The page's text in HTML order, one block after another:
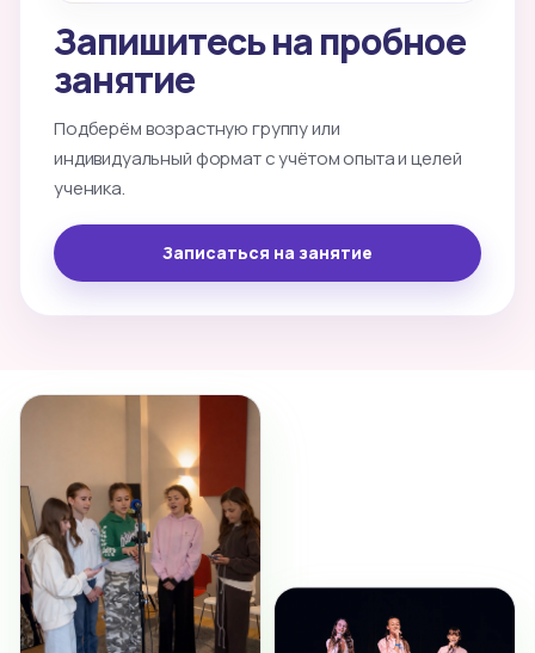
Запишитесь на пробное
занятие
Подберём возрастную группу или
индивидуальный формат с учётом опыта и целей
ученика.
Записаться на занятие